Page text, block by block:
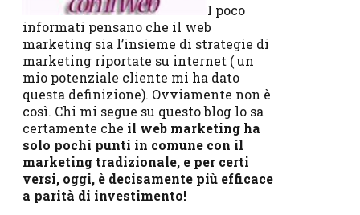
I poco
informati pensano che il web
marketing sia l’insieme di strategie di
marketing riportate su internet ( un
mio potenziale cliente mi ha dato
questa definizione). Ovviamente non è
così. Chi mi segue su questo blog lo sa
certamente che il web marketing ha
solo pochi punti in comune con il
marketing tradizionale, e per certi
versi, oggi, è decisamente più efficace
a parità di investimento!